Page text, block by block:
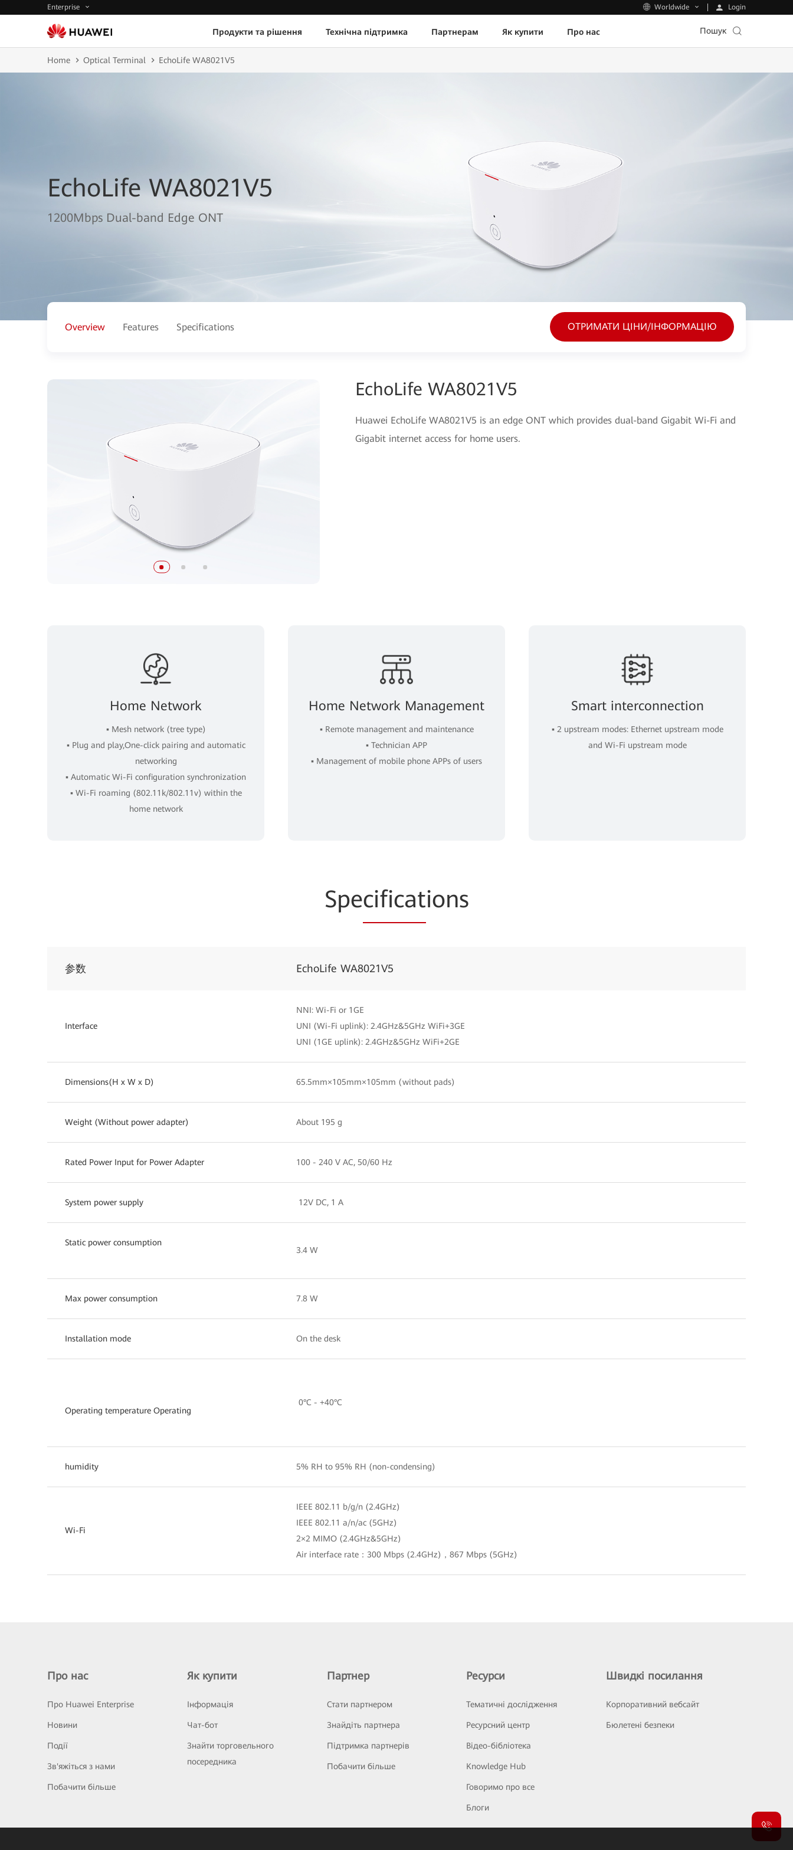
Enterprise Worldwide Login
Продукти та рішення Технічна підтримка Партнерам Як купити Про нас Пошук
Home Optical Terminal EchoLife WA8021V5
EchoLife WA8021V5
1200Mbps Dual-band Edge ONT
Overview Features Specifications ОТРИМАТИ ЦІНИ/ІНФОРМАЦІЮ
EchoLife WA8021V5
Huawei EchoLife WA8021V5 is an edge ONT which provides dual-band Gigabit Wi-Fi and
Gigabit internet access for home users.
Home Network
▪ Mesh network (tree type)
▪ Plug and play,One-click pairing and automatic
networking
▪ Automatic Wi-Fi configuration synchronization
▪ Wi-Fi roaming (802.11k/802.11v) within the
home network
Home Network Management
▪ Remote management and maintenance
▪ Technician APP
▪ Management of mobile phone APPs of users
Smart interconnection
▪ 2 upstream modes: Ethernet upstream mode
and Wi-Fi upstream mode
Specifications
参数 EchoLife WA8021V5
Interface
NNI: Wi-Fi or 1GE
UNI (Wi-Fi uplink): 2.4GHz&5GHz WiFi+3GE
UNI (1GE uplink): 2.4GHz&5GHz WiFi+2GE
Dimensions(H x W x D) 65.5mm×105mm×105mm (without pads)
Weight (Without power adapter) About 195 g
Rated Power Input for Power Adapter 100 - 240 V AC, 50/60 Hz
System power supply 12V DC, 1 A
Static power consumption
3.4 W
Max power consumption 7.8 W
Installation mode On the desk
Operating temperature Operating
0°C - +40°C
humidity 5% RH to 95% RH (non-condensing)
Wi-Fi
IEEE 802.11 b/g/n (2.4GHz)
IEEE 802.11 a/n/ac (5GHz)
2×2 MIMO (2.4GHz&5GHz)
Air interface rate：300 Mbps (2.4GHz)，867 Mbps (5GHz)
Про нас
Про Huawei Enterprise
Новини
Події
Зв'яжіться з нами
Побачити більше
Як купити
Інформація
Чат-бот
Знайти торговельного
посередника
Партнер
Стати партнером
Знайдіть партнера
Підтримка партнерів
Побачити більше
Ресурси
Тематичні дослідження
Ресурсний центр
Відео-бібліотека
Knowledge Hub
Говоримо про все
Блоги
Швидкі посилання
Корпоративний вебсайт
Бюлетені безпеки